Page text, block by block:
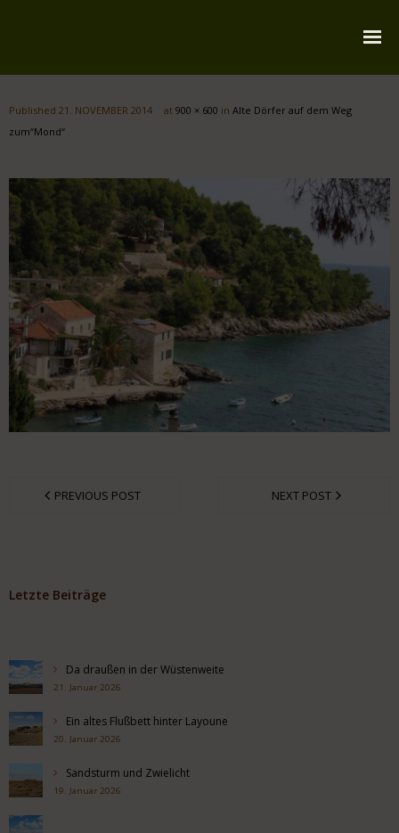
Über mich
Kontakt
Impressum
Datenschutz
Published 21. NOVEMBER 2014 at 900 × 600 in Alte Dörfer auf dem Weg
zum“Mond“
PREVIOUS POST NEXT POST
Letzte Beiträge
Da draußen in der Wüstenweite
21. Januar 2026
Ein altes Flußbett hinter Layoune
20. Januar 2026
Sandsturm und Zwielicht
19. Januar 2026